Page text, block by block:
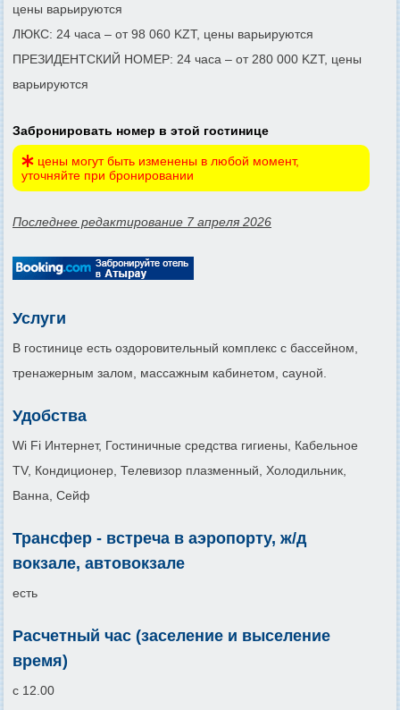
цены варьируются
ЛЮКС: 24 часа – от 98 060 KZT, цены варьируются
ПРЕЗИДЕНТСКИЙ НОМЕР: 24 часа – от 280 000 KZT, цены
варьируются
Забронировать номер в этой гостинице
цены могут быть изменены в любой момент,
уточняйте при бронировании
Последнее редактирование 7 апреля 2026
Услуги
В гостинице есть оздоровительный комплекс с бассейном,
тренажерным залом, массажным кабинетом, сауной.
Удобства
Wi Fi Интернет, Гостиничные средства гигиены, Кабельное
TV, Кондиционер, Телевизор плазменный, Холодильник,
Ванна, Сейф
Трансфер - встреча в аэропорту, ж/д
вокзале, автовокзале
есть
Расчетный час (заселение и выселение
время)
с 12.00